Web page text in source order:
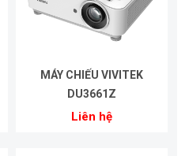
MÁY CHIẾU VIVITEK
DU3661Z
Liên hệ